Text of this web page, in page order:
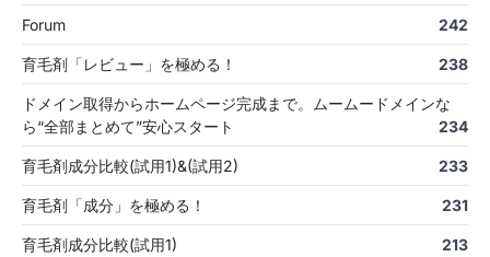
Forum 242
育毛剤「レビュー」を極める！ 238
ドメイン取得からホームページ完成まで。ムームードメインな
ら“全部まとめて”安心スタート
234
育毛剤成分比較(試用1)&(試用2) 233
育毛剤「成分」を極める！ 231
育毛剤成分比較(試用1) 213